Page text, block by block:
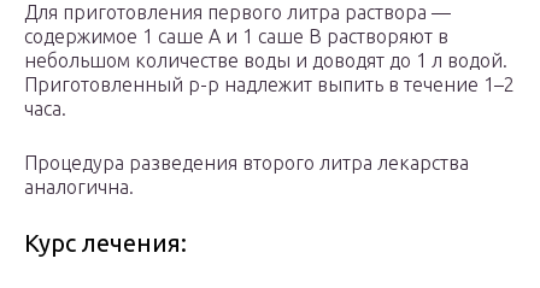
Для приготовления первого литра раствора —
содержимое 1 саше А и 1 саше В растворяют в
небольшом количестве воды и доводят до 1 л водой.
Приготовленный р-р надлежит выпить в течение 1–2
часа.
Процедура разведения второго литра лекарства
аналогична.
Курс лечения: